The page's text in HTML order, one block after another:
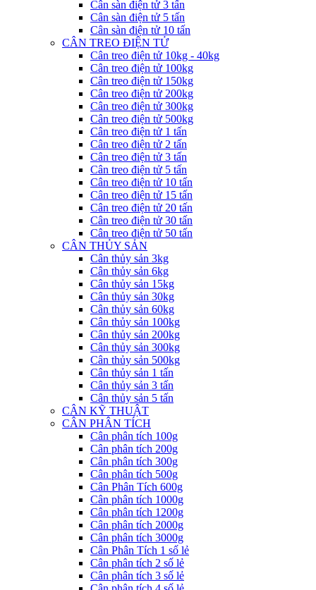
Cân sàn điện tử 3 tấn
Cân sàn điện tử 5 tấn
Cân sàn điện tử 10 tấn
CÂN TREO ĐIỆN TỬ
Cân treo điện tử 10kg - 40kg
Cân treo điện tử 100kg
Cân treo điện tử 150kg
Cân treo điện tử 200kg
Cân treo điện tử 300kg
Cân treo điện tử 500kg
Cân treo điện tử 1 tấn
Cân treo điện tử 2 tấn
Cân treo điện tử 3 tấn
Cân treo điện tử 5 tấn
Cân treo điện tử 10 tấn
Cân treo điện tử 15 tấn
Cân treo điện tử 20 tấn
Cân treo điện tử 30 tấn
Cân treo điện tử 50 tấn
CÂN THỦY SẢN
Cân thủy sản 3kg
Cân thủy sản 6kg
Cân thủy sản 15kg
Cân thủy sản 30kg
Cân thủy sản 60kg
Cân thủy sản 100kg
Cân thủy sản 200kg
Cân thủy sản 300kg
Cân thủy sản 500kg
Cân thủy sản 1 tấn
Cân thủy sản 3 tấn
Cân thủy sản 5 tấn
CÂN KỸ THUẬT
CÂN PHÂN TÍCH
Cân phân tích 100g
Cân phân tích 200g
Cân phân tích 300g
Cân phân tích 500g
Cân Phân Tích 600g
Cân phân tích 1000g
Cân phân tích 1200g
Cân phân tích 2000g
Cân phân tích 3000g
Cân Phân Tích 1 số lẻ
Cân phân tích 2 số lẻ
Cân phân tích 3 số lẻ